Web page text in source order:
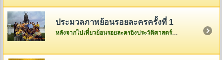
ประมวลภาพย้อนรอยละครครั้งที่ 1
หลังจากไปเที่ยวย้อนรอยละครอิงประวัติศาสตร์ที่จังหวัดพระนครศรีอยุธยาครั้งแรกกันกลับมาแล้ว ก็เอาภาพกลับมาให้ดูเล่าสู่กันฟัง ใครเป็นใครก็ดูกันเอาเองก็แล้วกันนะคะ